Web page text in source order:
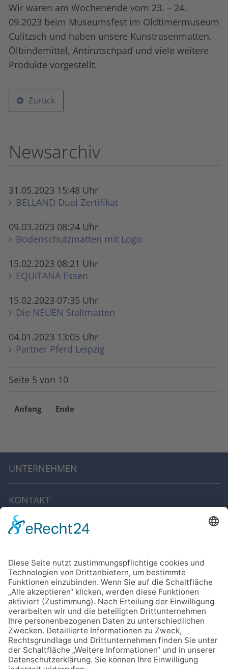
Wir waren am Wochenende vom 23. – 24.
09.2023 beim Museumsfest im Oldtimermuseum
Culitzsch und haben unsere Kunstrasen­matten,
Öl­binde­mittel, Anti­rutsch­pad und viele weitere
Produkte vorgestellt.
Zurück
Newsarchiv
31.05.2023 15:48 Uhr
BELLAND Dual Zertifikat
09.03.2023 08:24 Uhr
Bodenschutzmatten mit Logo
15.02.2023 08:21 Uhr
EQUITANA Essen
15.02.2023 07:35 Uhr
Die NEUEN Stall­matten
04.01.2023 13:05 Uhr
Partner Pferd Leipzig
Seite 5 von 10
Anfang Ende
UNTERNEHMEN
KONTAKT
IMPRESSUM
DATENSCHUTZ
CODE OF CONDUCT
Cookie-Einstellungen
SOCIAL MEDIA